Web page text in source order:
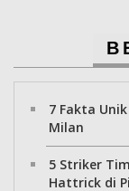
7 Fakta
Milan
5 Striker
Hattrick di